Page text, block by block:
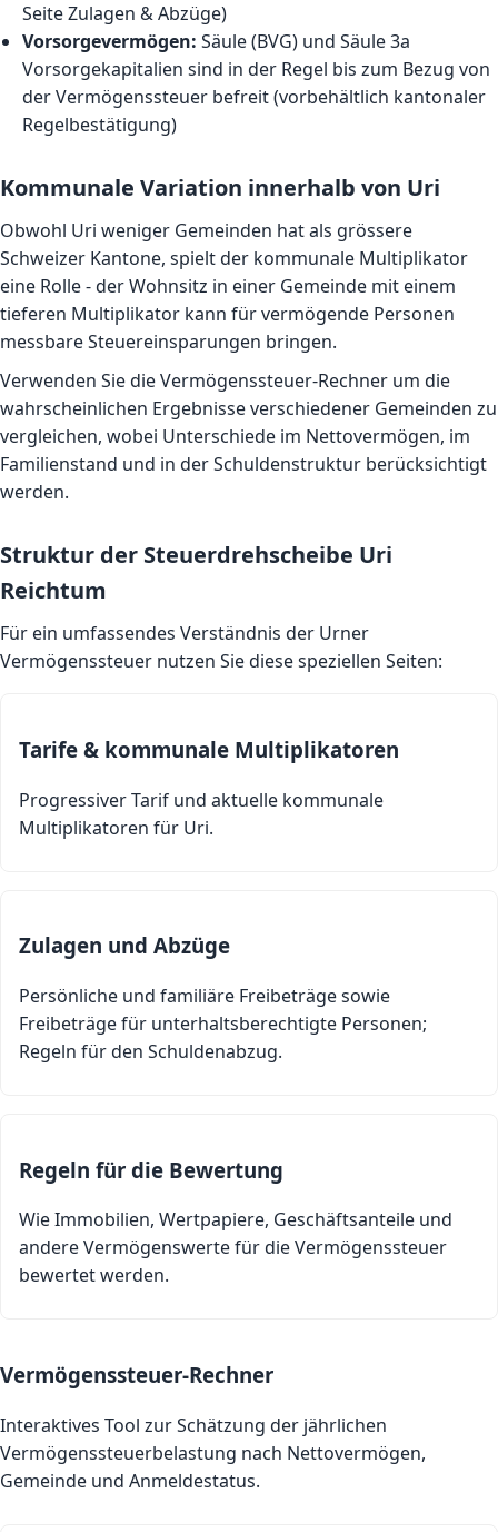
Seite Zulagen & Abzüge)
Vorsorgevermögen: Säule (BVG) und Säule 3a
Vorsorgekapitalien sind in der Regel bis zum Bezug von
der Vermögenssteuer befreit (vorbehältlich kantonaler
Regelbestätigung)
Kommunale Variation innerhalb von Uri
Obwohl Uri weniger Gemeinden hat als grössere
Schweizer Kantone, spielt der kommunale Multiplikator
eine Rolle - der Wohnsitz in einer Gemeinde mit einem
tieferen Multiplikator kann für vermögende Personen
messbare Steuereinsparungen bringen.
Verwenden Sie dieVermögenssteuer-Rechner um die
wahrscheinlichen Ergebnisse verschiedener Gemeinden zu
vergleichen, wobei Unterschiede im Nettovermögen, im
Familienstand und in der Schuldenstruktur berücksichtigt
werden.
Struktur der Steuerdrehscheibe Uri
Reichtum
Für ein umfassendes Verständnis der Urner
Vermögenssteuer nutzen Sie diese speziellen Seiten:
Tarife & kommunale Multiplikatoren
Progressiver Tarif und aktuelle kommunale
Multiplikatoren für Uri.
Zulagen und Abzüge
Persönliche und familiäre Freibeträge sowie
Freibeträge für unterhaltsberechtigte Personen;
Regeln für den Schuldenabzug.
Regeln für die Bewertung
Wie Immobilien, Wertpapiere, Geschäftsanteile und
andere Vermögenswerte für die Vermögenssteuer
bewertet werden.
Vermögenssteuer-Rechner
Interaktives Tool zur Schätzung der jährlichen
Vermögenssteuerbelastung nach Nettovermögen,
Gemeinde und Anmeldestatus.